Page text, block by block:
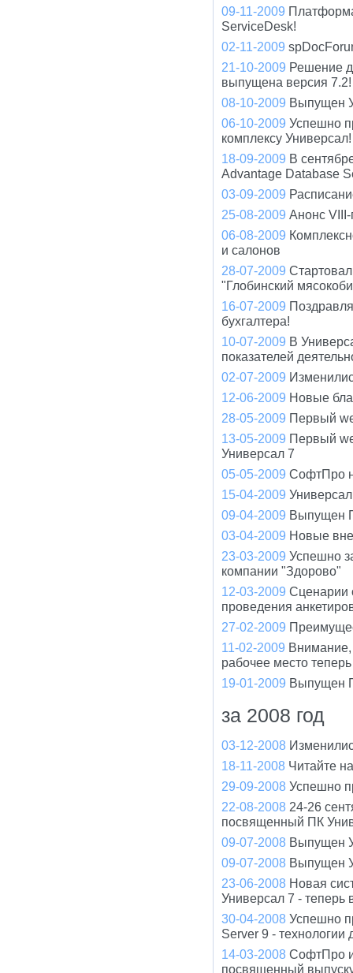
09-11-2009
ServiceDesk!
02-11-2009
21-10-2009 Решение
выпущена версия 7.2!
08-10-2009 Выпущен
06-10-2009 Успешно
комплексу Универсал!
18-09-2009 В
Advantage Database
03-09-2009
25-08-2009 Анонс
06-08-2009
и салонов
28-07-2009
"Глобинский
16-07-2009
бухгалтера!
10-07-2009 В
показателей
02-07-2009
12-06-2009 Новые
28-05-2009 Первый
13-05-2009 Первый
Универсал 7
05-05-2009 СофтПро
15-04-2009
09-04-2009 Выпущен
03-04-2009 Новые
23-03-2009 Успешно
компании "Здорово"
12-03-2009 Сценарии
проведения
27-02-2009
11-02-2009 Внимание,
рабочее место
19-01-2009 Выпущен
за 2008 год
03-12-2008
18-11-2008 Читайте
29-09-2008 Успешно
22-08-2008 24-26
посвященный ПК
09-07-2008 Выпущен
09-07-2008 Выпущен
23-06-2008 Новая
Универсал 7 - теперь
30-04-2008 Успешно
Server 9 -
14-03-2008 СофтПро
посвященный